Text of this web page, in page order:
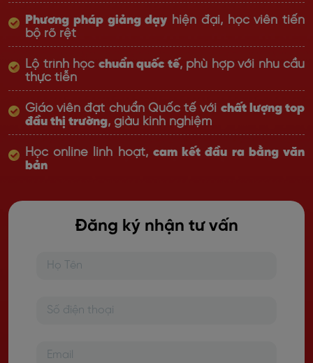
Phương pháp giảng dạy hiện đại, học viên tiến
bộ rõ rệt
Lộ trình học chuẩn quốc tế, phù hợp với nhu cầu
thực tiễn
Giáo viên đạt chuẩn Quốc tế với chất lượng top
đầu thị trường, giàu kinh nghiệm
Học online linh hoạt, cam kết đầu ra bằng văn
bản
Đăng ký nhận tư vấn